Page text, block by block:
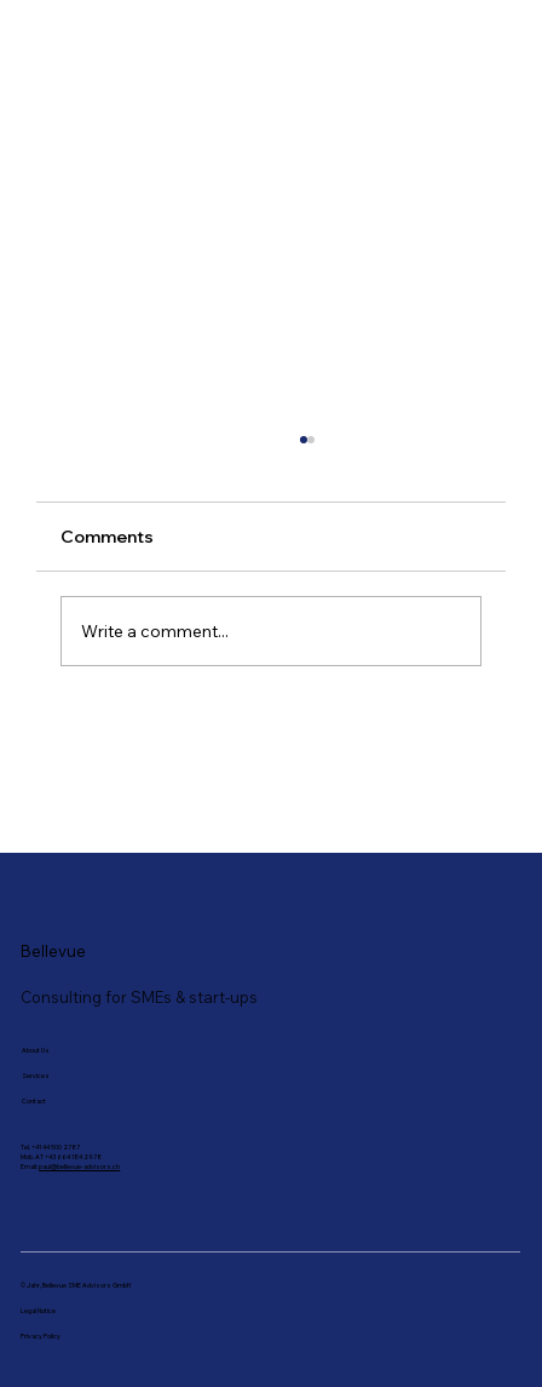
Comments
Write a comment...
© Jahr, Bellevue SME Advisors GmbH
Legal Notice
Privacy Policy
Bellevue
Consulting for SMEs & start-ups
Tel. +41 44 500 2787
Mob. AT +43 664 184 2978
Email:paul@bellevue-advisors.ch
About Us
Services
Contact